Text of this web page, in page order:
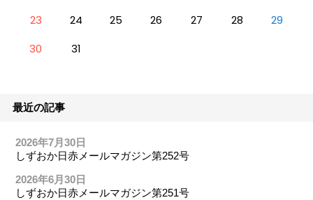
23
24 25 26 27 28
29
30
31
最近の記事
2026年7月30日
しずおか日赤メールマガジン第252号
2026年6月30日
しずおか日赤メールマガジン第251号